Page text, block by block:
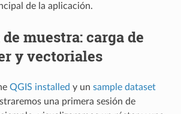
de la aplicación.
muestra: carga de
y vectoriales
QGIS installed y un sample dataset
una primera sesión de